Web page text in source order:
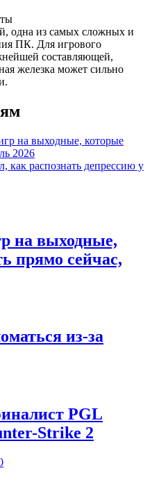
одна из самых сложных и
ПК. Для игрового
составляющей,
железка может сильно
на выходные, которые
2026
как распознать депрессию у
на выходные,
прямо сейчас,
из-за
PGL
Strike 2